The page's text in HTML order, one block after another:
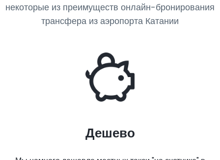
некоторые из преимуществ онлайн-бронирования
трансфера из аэропорта Катании
Дешево